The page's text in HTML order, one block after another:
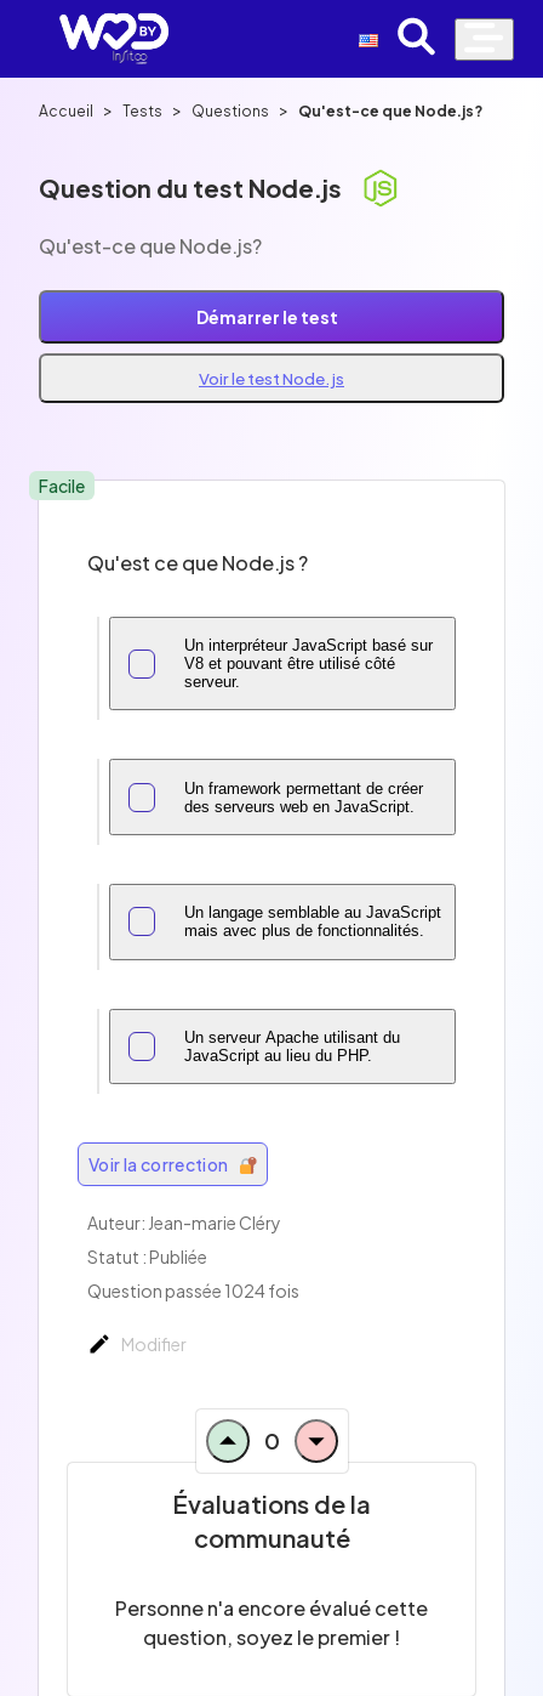
Accueil > Tests > Questions > Qu'est-ce que Node.js?
Question du test Node.js
Qu'est-ce que Node.js?
Démarrer le test
Voir le test Node.js
Facile
Qu'est ce que Node.js ?
Un interpréteur JavaScript basé sur
V8 et pouvant être utilisé côté
serveur.
Un framework permettant de créer
des serveurs web en JavaScript.
Un langage semblable au JavaScript
mais avec plus de fonctionnalités.
Un serveur Apache utilisant du
JavaScript au lieu du PHP.
Voir la correction
Auteur: Jean-marie Cléry
Statut : Publiée
Question passée 1024 fois
Modifier
0
Évaluations de la
communauté
Personne n'a encore évalué cette
question, soyez le premier !